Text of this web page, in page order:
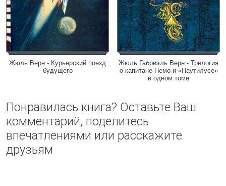
Жюль Верн - Курьерский поезд
будущего
Жюль Габриэль Верн - Трилогия
о капитане Немо и «Наутилусе»
в одном томе
Понравилась книга? Оставьте Ваш
комментарий, поделитесь
впечатлениями или расскажите
друзьям